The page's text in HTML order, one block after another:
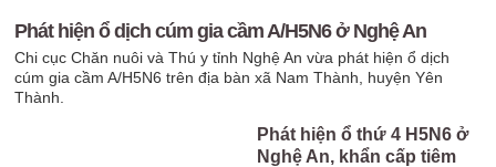
Phát hiện ổ dịch cúm gia cầm A/H5N6 ở Nghệ An
Chi cục Chăn nuôi và Thú y tỉnh Nghệ An vừa phát hiện ổ dịch
cúm gia cầm A/H5N6 trên địa bàn xã Nam Thành, huyện Yên
Thành.
Phát hiện ổ thứ 4 H5N6 ở
Nghệ An, khẩn cấp tiêm